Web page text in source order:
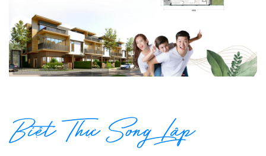
Biệt Thự Song Lập